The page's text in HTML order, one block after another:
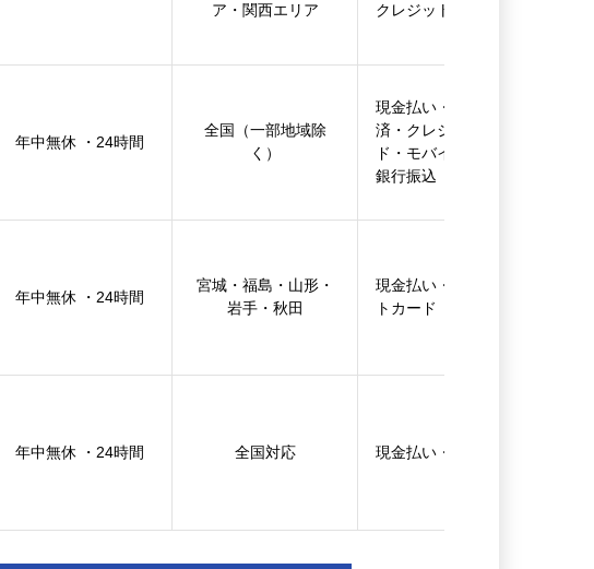
ア・関西エリア
クレジットカード
年中無休 ・24時間
全国（一部地域除
く）
現金払い・後払い決
済・クレジットカー
ド・モバイル決済・
銀行振込
年中無休 ・24時間
宮城・福島・山形・
岩手・秋田
現金払い・クレジッ
トカード
年中無休 ・24時間 全国対応 現金払い・銀行振込